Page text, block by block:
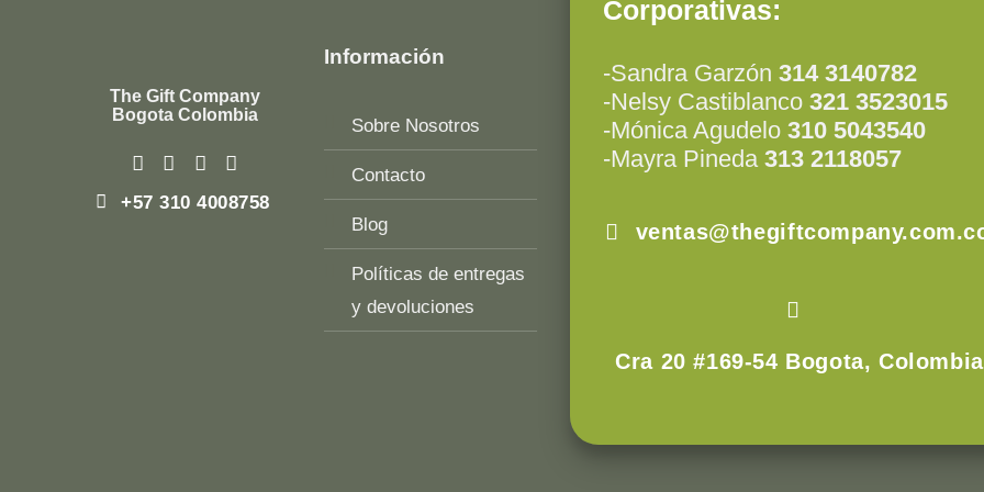
The Gift Company
Bogota Colombia
+57 310 4008758
Información
Sobre Nosotros
Contacto
Blog
Políticas de entregas
y devoluciones
Corporativas:
-Sandra Garzón 314 3140782
-Nelsy Castiblanco 321 3523015
-Mónica Agudelo 310 5043540
-Mayra Pineda 313 2118057
Cra 20 #169-54 Bogota, Colombia